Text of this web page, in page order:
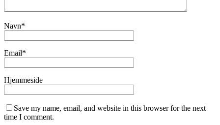
Navn*
Email*
Hjemmeside
Save my name, email, and website in this browser for the next
time I comment.